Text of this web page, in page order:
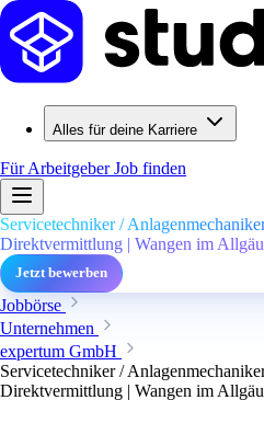
Alles für deine Karriere
Für ArbeitgeberJob finden
Servicetechniker /
Direktvermittlung | Wangen im Allgäu
Jetzt bewerben
Jobbörse
Unternehmen
expertum GmbH
Servicetechniker /
Direktvermittlung | Wangen im Allgäu